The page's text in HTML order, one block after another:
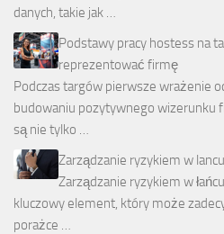
danych, takie jak …
Podstawy pracy hostess na
reprezentować firmę
Podczas targów pierwsze wrażenie
budowaniu pozytywnego wizerunku
są nie tylko …
Zarządzanie ryzykiem w
Zarządzanie ryzykiem w
kluczowy element, który może
porażce …